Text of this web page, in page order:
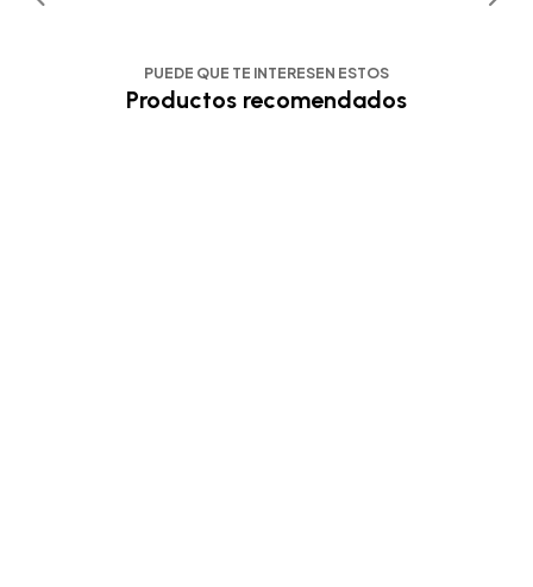
PUEDE QUE TE INTERESEN ESTOS
Productos recomendados